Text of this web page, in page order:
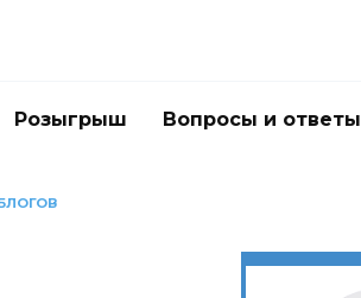
Розыгрыш Вопросы и ответы